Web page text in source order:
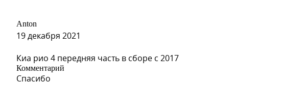
GCW, 186 - MISTY LAKE, DIAMANTGRAU
Anton
19 декабря 2021
Киа рио 4 передняя часть в сборе с 2017
Комментарий
Спасибо